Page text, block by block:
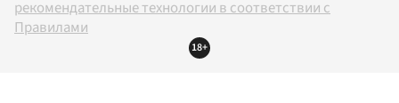
рекомендательные технологии в соответствии с
Правилами
18+